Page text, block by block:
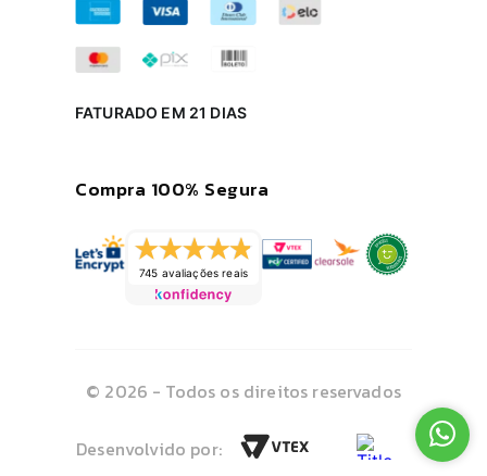
FATURADO EM 21 DIAS
Compra 100% Segura
745 avaliações reais
© 2026 - Todos os direitos reservados
Desenvolvido por: